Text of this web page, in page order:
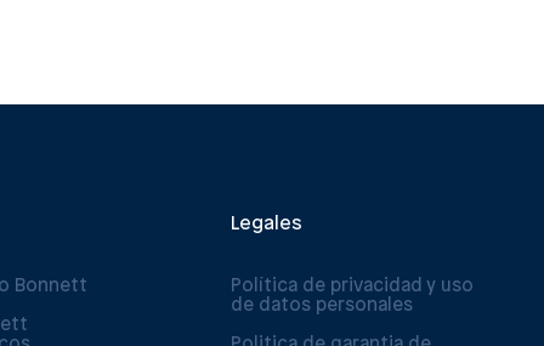
Bonnett
Legales
Política de privacidad y uso
de datos personales